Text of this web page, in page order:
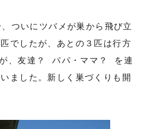
ついにツバメが巣から飛び立
でしたが、あとの３匹は行方
、友達？ パパ・ママ？ を連
ました。新しく巣づくりも開